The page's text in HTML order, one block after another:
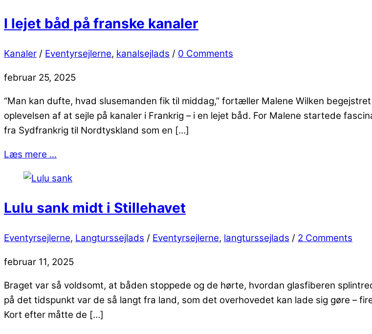
I lejet båd på franske kanaler
Kanaler / Eventyrsejlerne, kanalsejlads / 0 Comments
februar 25, 2025
“Man kan dufte, hvad slusemanden fik til middag,” fortæller Malene Wilken
oplevelsen af at sejle på kanaler i Frankrig – i en lejet båd. For Malene startede
fra Sydfrankrig til Nordtyskland som en […]
Læs mere ...
Lulu sank midt i Stillehavet
Eventyrsejlerne, Langturssejlads / Eventyrsejlerne, langturssejlads / 2 Comments
februar 11, 2025
Braget var så voldsomt, at båden stoppede og de hørte, hvordan glasfiberen
på det tidspunkt var de så langt fra land, som det overhovedet kan lade sig gøre –
Kort efter måtte de […]